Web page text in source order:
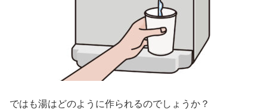
ではも湯はどのように作られるのでしょうか？